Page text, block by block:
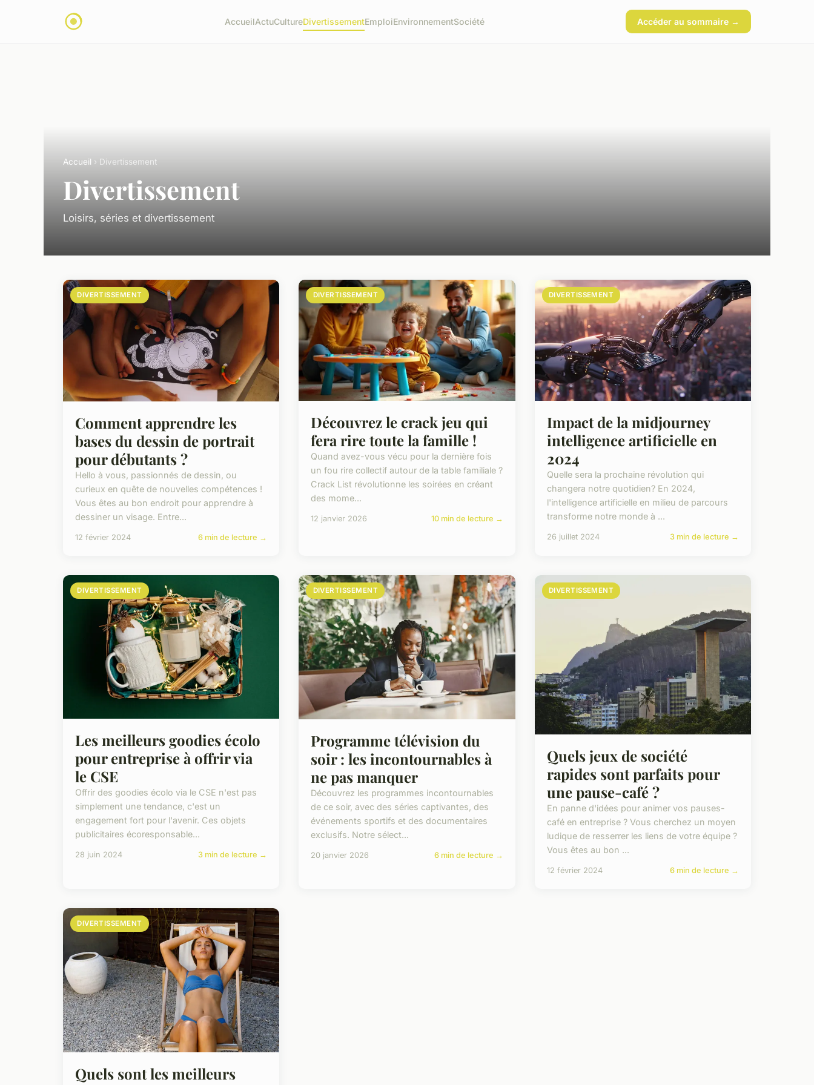
AccueilActuCultureDivertissementEmploiEnvironnementSociété Accéder au sommaire →
Accueil › Divertissement
Divertissement
Loisirs, séries et divertissement
DIVERTISSEMENT
Comment apprendre les
bases du dessin de portrait
pour débutants ?
Hello à vous, passionnés de dessin, ou
curieux en quête de nouvelles compétences !
Vous êtes au bon endroit pour apprendre à
dessiner un visage. Entre...
12 février 2024 6 min de lecture →
DIVERTISSEMENT
Découvrez le crack jeu qui
fera rire toute la famille !
Quand avez-vous vécu pour la dernière fois
un fou rire collectif autour de la table familiale ?
Crack List révolutionne les soirées en créant
des mome...
12 janvier 2026 10 min de lecture →
DIVERTISSEMENT
Impact de la midjourney
intelligence artificielle en
2024
Quelle sera la prochaine révolution qui
changera notre quotidien? En 2024,
l'intelligence artificielle en milieu de parcours
transforme notre monde à ...
26 juillet 2024 3 min de lecture →
DIVERTISSEMENT
Les meilleurs goodies écolo
pour entreprise à offrir via
le CSE
Offrir des goodies écolo via le CSE n'est pas
simplement une tendance, c'est un
engagement fort pour l'avenir. Ces objets
publicitaires écoresponsable...
28 juin 2024 3 min de lecture →
DIVERTISSEMENT
Programme télévision du
soir : les incontournables à
ne pas manquer
Découvrez les programmes incontournables
de ce soir, avec des séries captivantes, des
événements sportifs et des documentaires
exclusifs. Notre sélect...
20 janvier 2026 6 min de lecture →
DIVERTISSEMENT
Quels jeux de société
rapides sont parfaits pour
une pause-café ?
En panne d'idées pour animer vos pauses-
café en entreprise ? Vous cherchez un moyen
ludique de resserrer les liens de votre équipe ?
Vous êtes au bon ...
12 février 2024 6 min de lecture →
DIVERTISSEMENT
Quels sont les meilleurs